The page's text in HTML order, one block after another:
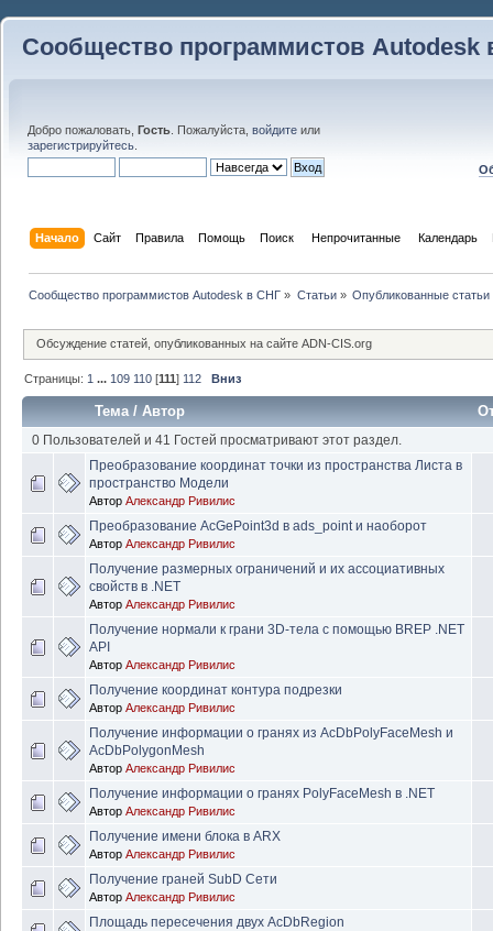
Сообщество программистов Autodesk
Добро пожаловать, Гость . Пожалуйста, войдите или
зарегистрируйтесь
Начало Сайт Правила Помощь Поиск Непрочитанные Календарь
Сообщество программистов Autodesk в СНГ » Статьи» Опубликованные статьи
Обсуждение статей, опубликованных на сайте ADN-CIS.org
Страницы: 1 ... 109 110 [111] 112 Вниз
Тема /Автор
0 Пользователей и 41 Гостей просматривают этот раздел.
Преобразование координат точки из пространства Листа в
пространство Модели
Автор Александр Ривилис
Преобразование AcGePoint3d в ads_point и наоборот
Автор Александр Ривилис
Получение размерных ограничений и их ассоциативных
свойств в .NET
Автор Александр Ривилис
Получение нормали к грани 3D-тела с помощью BREP .NET
API
Автор Александр Ривилис
Получение координат контура подрезки
Автор Александр Ривилис
Получение информации о гранях из AcDbPolyFaceMesh и
AcDbPolygonMesh
Автор Александр Ривилис
Получение информации о гранях PolyFaceMesh в .NET
Автор Александр Ривилис
Получение имени блока в ARX
Автор Александр Ривилис
Получение граней SubD Сети
Автор Александр Ривилис
Площадь пересечения двух AcDbRegion